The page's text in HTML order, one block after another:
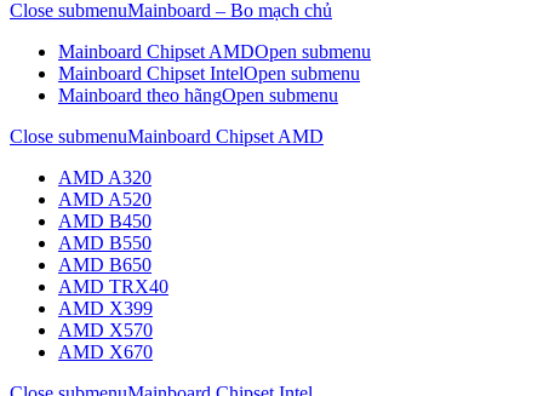
Close submenuMainboard – Bo mạch chủ
Mainboard Chipset AMDOpen submenu
Mainboard Chipset IntelOpen submenu
Mainboard theo hãngOpen submenu
Close submenuMainboard Chipset AMD
AMD A320
AMD A520
AMD B450
AMD B550
AMD B650
AMD TRX40
AMD X399
AMD X570
AMD X670